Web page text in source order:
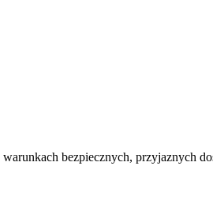
bezpiecznych, przyjaznych